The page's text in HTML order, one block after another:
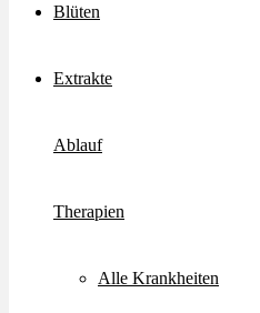
Blüten
Extrakte
Ablauf
Therapien
Alle Krankheiten